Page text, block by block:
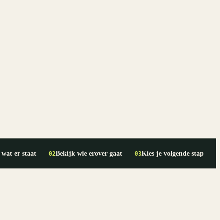
wat er staat 02Bekijk wie erover gaat 03Kies je volgende stap